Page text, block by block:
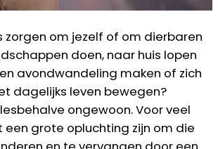
zorgen om jezelf of om dierbaren
doen, naar huis lopen
avondwandeling maken of zich
dagelijks leven bewegen?
ongewoon. Voor veel
een grote opluchting zijn om die